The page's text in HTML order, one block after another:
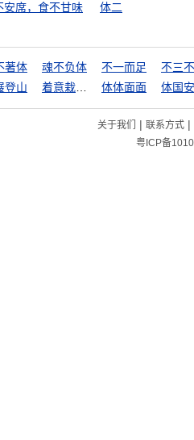
安席，食不甘味 体二
著体 魂不负体 不一而足
不三
登山 体体面面 体国
关于我们 | 联系方式|
粤ICP备